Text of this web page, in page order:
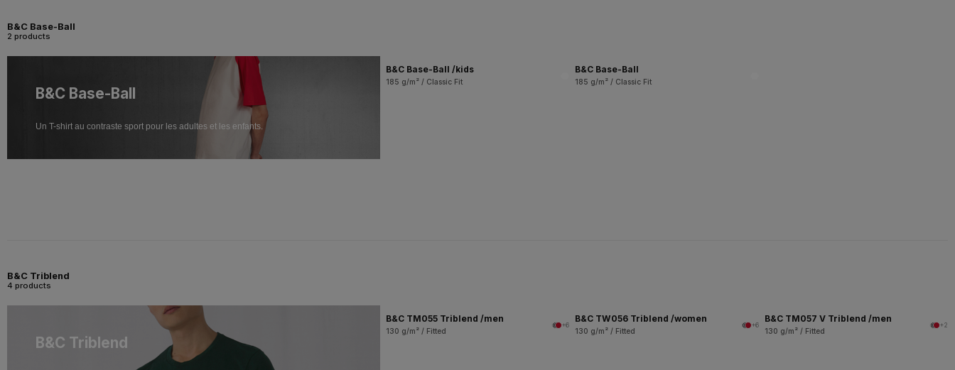
B&C Base-Ball
2 products
B&C Base-Ball
Un T-shirt au contraste sport pour les adultes et les enfants.
B&C Base-Ball /kids
185 g/m² / Classic Fit
B&C Base-Ball
185 g/m² / Classic Fit
B&C Triblend
4 products
B&C Triblend
B&C TM055 Triblend /men
130 g/m² / Fitted
+6
B&C TW056 Triblend /women
130 g/m² / Fitted
+6
B&C TM057 V Triblend /men
130 g/m² / Fitted
+2